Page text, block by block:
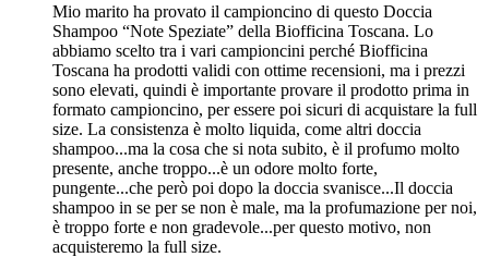
Mio marito ha provato il campioncino di questo Doccia
Shampoo “Note Speziate” della Biofficina Toscana. Lo
abbiamo scelto tra i vari campioncini perché Biofficina
Toscana ha prodotti validi con ottime recensioni, ma i prezzi
sono elevati, quindi è importante provare il prodotto prima in
formato campioncino, per essere poi sicuri di acquistare la full
size. La consistenza è molto liquida, come altri doccia
shampoo...ma la cosa che si nota subito, è il profumo molto
presente, anche troppo...è un odore molto forte,
pungente...che però poi dopo la doccia svanisce...Il doccia
shampoo in se per se non è male, ma la profumazione per noi,
è troppo forte e non gradevole...per questo motivo, non
acquisteremo la full size.